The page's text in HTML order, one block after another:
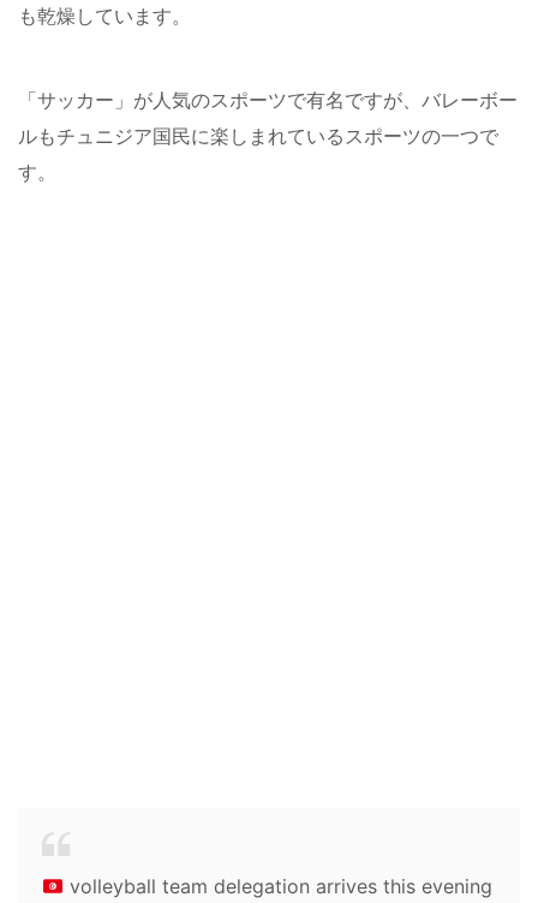
も乾燥しています。
「サッカー」が人気のスポーツで有名ですが、バレーボー
ルもチュニジア国民に楽しまれているスポーツの一つで
す。
volleyball team delegation arrives this evening